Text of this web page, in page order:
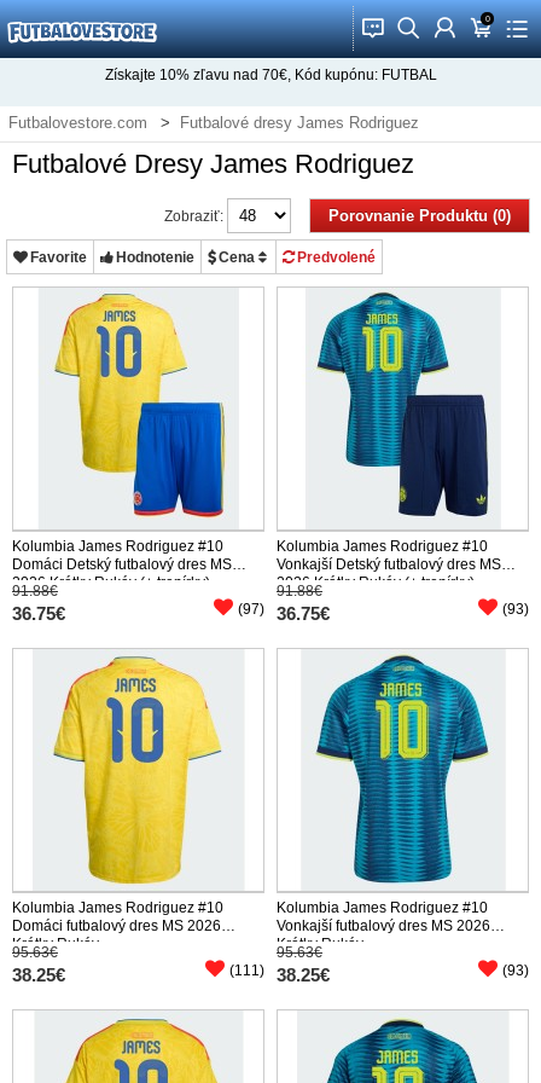
󰂱 󰂨 󰃳 0
󰃦 󰃖
Získajte 10%zľavu nad 70€, Kód kupónu: FUTBAL
Futbalovestore.com Futbalové dresy James Rodriguez
Futbalové Dresy James Rodriguez
Porovnanie Produktu (0)
Zobraziť:
Favorite Hodnotenie Cena Predvolené
Kolumbia James Rodriguez #10
Domáci Detský futbalový dres MS
2026 Krátky Rukáv (+ trenírky)
91.88€
36.75€ (97)
Kolumbia James Rodriguez #10
Vonkajší Detský futbalový dres MS
2026 Krátky Rukáv (+ trenírky)
91.88€
36.75€ (93)
Kolumbia James Rodriguez #10
Domáci futbalový dres MS 2026
Krátky Rukáv
95.63€
38.25€ (111)
Kolumbia James Rodriguez #10
Vonkajší futbalový dres MS 2026
Krátky Rukáv
95.63€
38.25€ (93)